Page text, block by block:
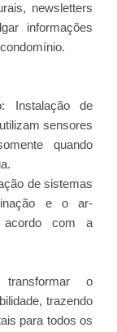
newsletters
informações
Instalação de
sensores
quando
de sistemas
e o ar-
acordo com a
o
trazendo
para todos os